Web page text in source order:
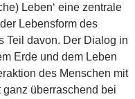
Leben‘ eine zentrale
Lebensform des
Teil davon. Der Dialog in
Erde und dem Leben
des Menschen mit
überraschend bei